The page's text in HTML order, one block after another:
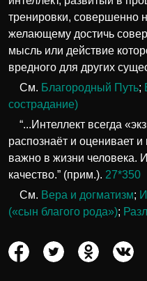
тренировки, совершенно
желающему достичь
мысль или действие
вредного для других
См. Благородный Путь;
сострадание)
“...Интеллект всегда
распознаёт и оценивает и
важно в жизни человека.
качество.” (прим.). 27*350
См. Вера и догматизм;
(«сын благого рода»);